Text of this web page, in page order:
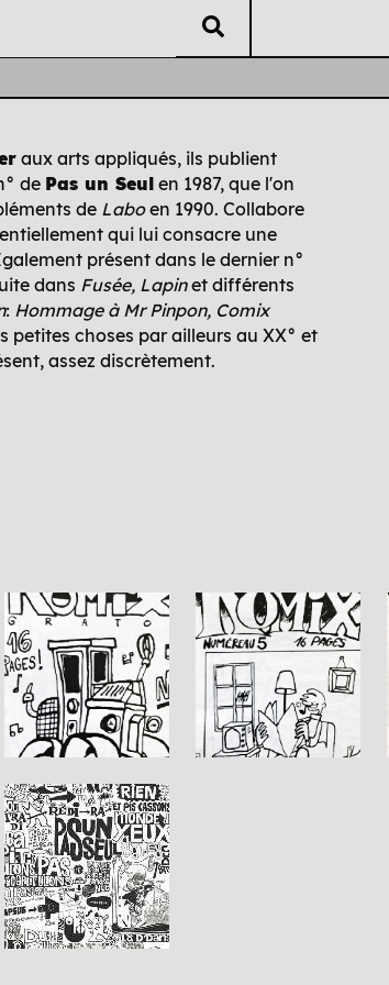
Véritable Listing U
Auteur·es
B
aux arts appliqués, ils publient
de Pas un Seul en 1987, que l'on
de Laboen 1990. Collabore
qui lui consacre une
présent dans le dernier n°
dans Fusée, Lapinet différents
: Hommage à Mr Pinpon, Comix
petites choses par ailleurs au XX° et
assez discrètement.